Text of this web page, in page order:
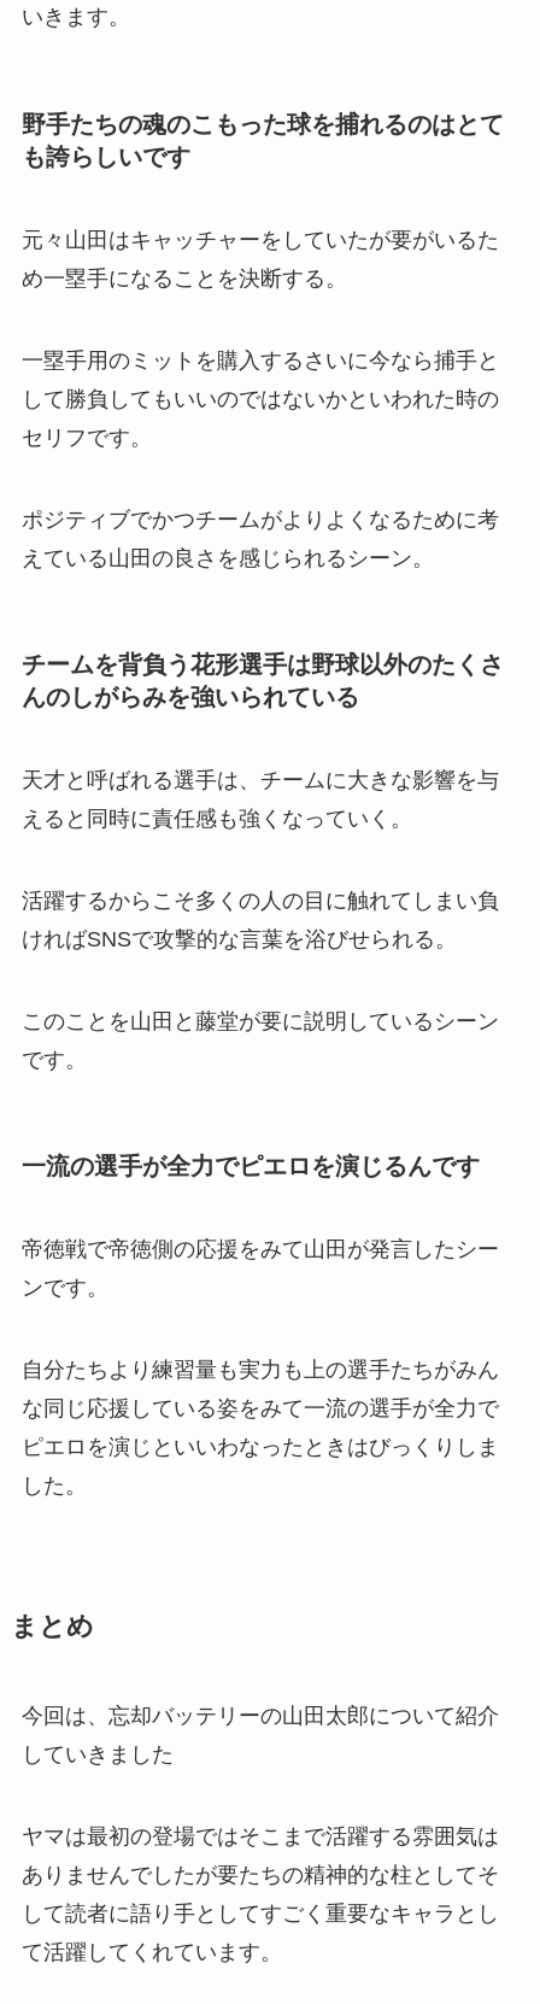
いきます。
野手たちの魂のこもった球を捕れるのはとて
も誇らしいです
元々山田はキャッチャーをしていたが要がいるた
め一塁手になることを決断する。
一塁手用のミットを購入するさいに今なら捕手と
して勝負してもいいのではないかといわれた時の
セリフです。
ポジティブでかつチームがよりよくなるために考
えている山田の良さを感じられるシーン。
チームを背負う花形選手は野球以外のたくさ
んのしがらみを強いられている
天才と呼ばれる選手は、チームに大きな影響を与
えると同時に責任感も強くなっていく。
活躍するからこそ多くの人の目に触れてしまい負
ければSNSで攻撃的な言葉を浴びせられる。
このことを山田と藤堂が要に説明しているシーン
です。
一流の選手が全力でピエロを演じるんです
帝徳戦で帝徳側の応援をみて山田が発言したシー
ンです。
自分たちより練習量も実力も上の選手たちがみん
な同じ応援している姿をみて一流の選手が全力で
ピエロを演じといいわなったときはびっくりしま
した。
まとめ
今回は、忘却バッテリーの山田太郎について紹介
していきました
ヤマは最初の登場ではそこまで活躍する雰囲気は
ありませんでしたが要たちの精神的な柱としてそ
して読者に語り手としてすごく重要なキャラとし
て活躍してくれています。